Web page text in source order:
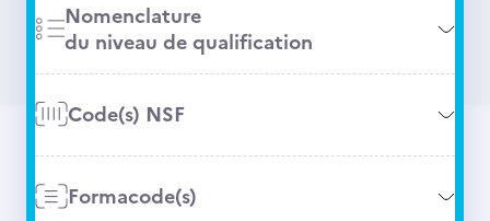
Nomenclature
du niveau de qualification
Code(s) NSF
Formacode(s)